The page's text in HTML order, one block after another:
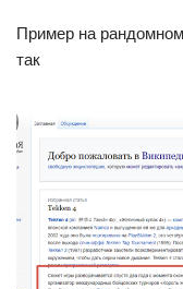
Пример на
так